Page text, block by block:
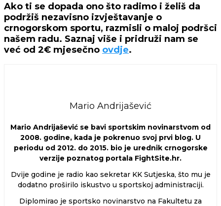
Ako ti se dopada ono što radimo i želiš da
podržiš nezavisno izvještavanje o
crnogorskom sportu, razmisli o maloj podršci
našem radu. Saznaj više i pridruži nam se
već od 2€ mjesečno ovdje.
Mario Andrijašević
Mario Andrijašević se bavi sportskim novinarstvom od
2008. godine, kada je pokrenuo svoj prvi blog. U
periodu od 2012. do 2015. bio je urednik crnogorske
verzije poznatog portala FightSite.hr.
Dvije godine je radio kao sekretar KK Sutjeska, što mu je
dodatno proširilo iskustvo u sportskoj administraciji.
Diplomirao je sportsko novinarstvo na Fakultetu za